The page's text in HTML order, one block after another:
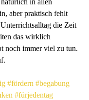
in allen
aber praktisch fehlt
die Zeit
das wirklich
noch immer viel zu tun.
#fördern #begabung
#fürjedentag